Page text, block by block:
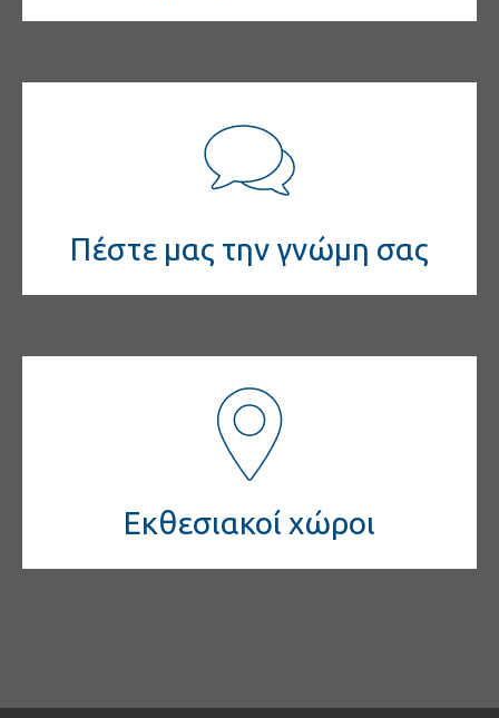
Πέστε μας την γνώμη σας
Εκθεσιακοί χώροι